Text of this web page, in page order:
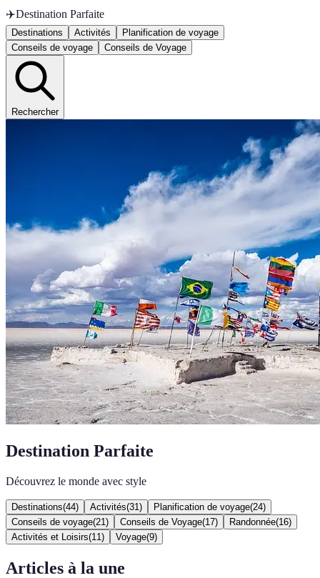
✈️Destination Parfaite
Destinations Activités
Planification de voyage
Conseils de voyage
Conseils de Voyage
Rechercher
Destination Parfaite
Découvrez le monde avec style
Destinations(44) Activités(31 ) Planification de voyage(24)
Conseils de voyage(21 ) Conseils de Voyage(17) Randonnée(16)
Activités et Loisirs(11 ) Voyage(9)
Articles à la une